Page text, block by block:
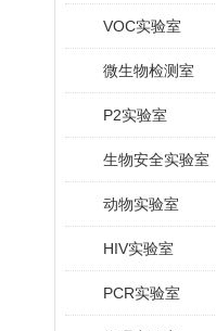
VOC实验室
微生物检测室
P2实验室
生物安全实验室
动物实验室
HIV实验室
PCR实验室